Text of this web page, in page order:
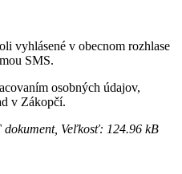
vyhlásené v obecnom rozhlase
SMS.
osobných údajov,
v Zákopčí.
dokument, Veľkosť: 124.96 kB